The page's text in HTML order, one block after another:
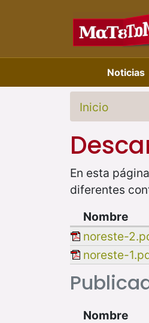
Noticias
Inicio
En esta
diferentes
Nombre
noreste-
noreste-
Nombre